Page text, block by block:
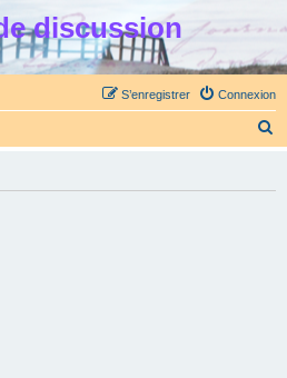
discussion
Connexion
S’enregistrer